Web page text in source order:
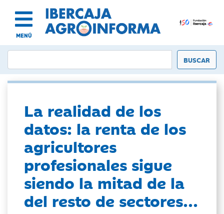
MENÚ
La realidad de los
datos: la renta de los
agricultores
profesionales sigue
siendo la mitad de la
del resto de sectores...